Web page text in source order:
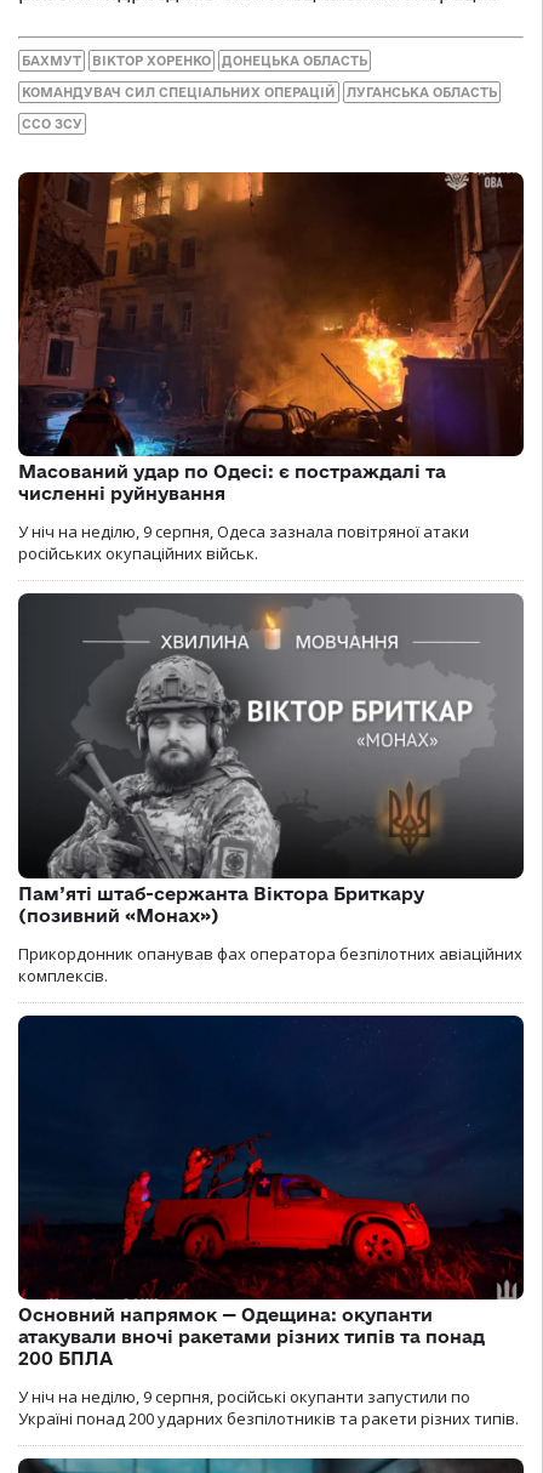
БАХМУТ ВІКТОР ХОРЕНКО ДОНЕЦЬКА ОБЛАСТЬ
КОМАНДУВАЧ СИЛ СПЕЦІАЛЬНИХ ОПЕРАЦІЙ ЛУГАНСЬКА ОБЛАСТЬ
ССО ЗСУ
Масований удар по Одесі: є постраждалі та
численні руйнування
У ніч на неділю, 9 серпня, Одеса зазнала повітряної атаки
російських окупаційних військ.
Пам’яті штаб-сержанта Віктора Бриткару
(позивний «Монах»)
Прикордонник опанував фах оператора безпілотних авіаційних
комплексів.
Основний напрямок — Одещина: окупанти
атакували вночі ракетами різних типів та понад
200 БПЛА
У ніч на неділю, 9 серпня, російські окупанти запустили по
Україні понад 200 ударних безпілотників та ракети різних типів.